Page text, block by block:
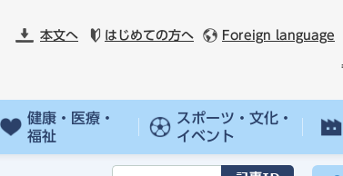
本文へ はじめての方へ Foreign language
健康・医療・
福祉
スポーツ・文化・
イベント